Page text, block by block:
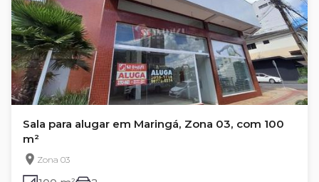
Sala para alugar em Maringá, Zona 03, com 100
m²
Zona 03